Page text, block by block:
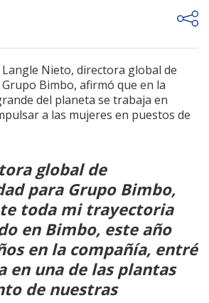
Nieto, directora global de
Bimbo, afirmó que en la
del planeta se trabaja en
a las mujeres en puestos de
global de
para Grupo Bimbo,
toda mi trayectoria
en Bimbo, este año
en la compañía, entré
en una de las plantas
de nuestras